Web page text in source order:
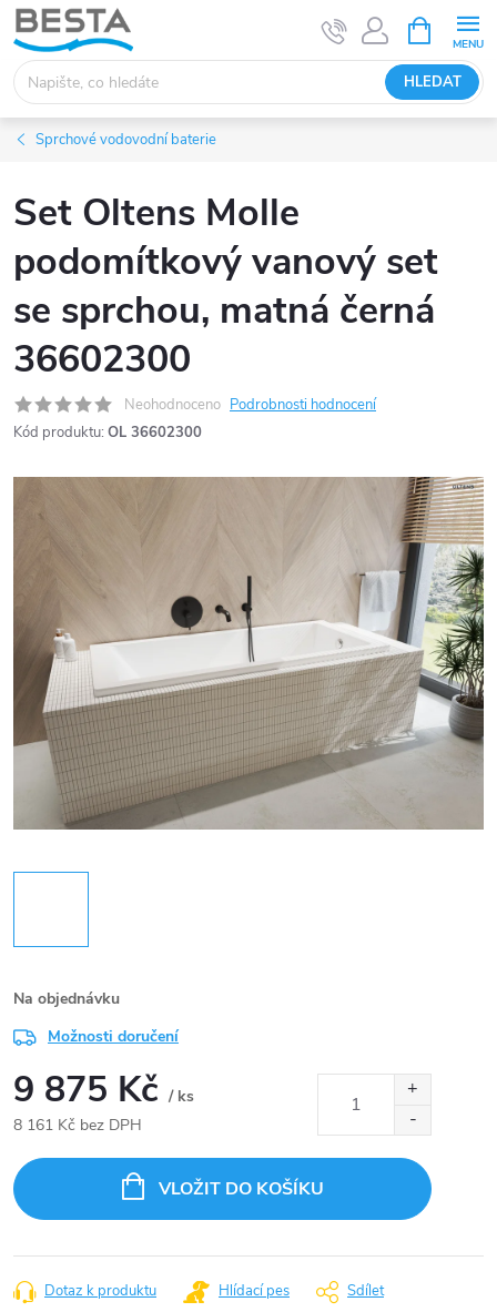
Přejít
na
obsah
HLEDAT
NÁKUPNÍ
KOŠÍK
Sprchové vodovodní baterie
Set Oltens Molle
podomítkový vanový set
se sprchou, matná černá
36602300
Neohodnoceno Podrobnosti hodnocení
Kód produktu: OL 36602300
Na objednávku
Možnosti doručení
9 875 Kč / ks
8 161 Kč bez DPH
cena:
VLOŽIT DO KOŠÍKU
Dotaz k produktu Hlídací pes Sdílet